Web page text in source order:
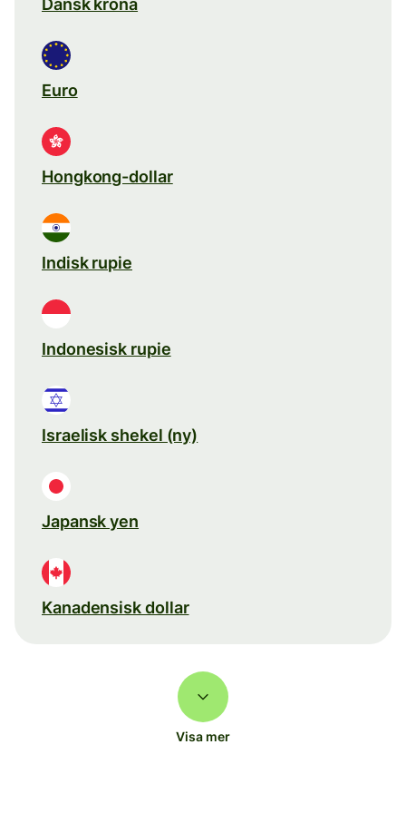
Dansk krona
Euro
Hongkong-dollar
Indisk rupie
Indonesisk rupie
Israelisk shekel (ny)
Japansk yen
Kanadensisk dollar
Visa mer